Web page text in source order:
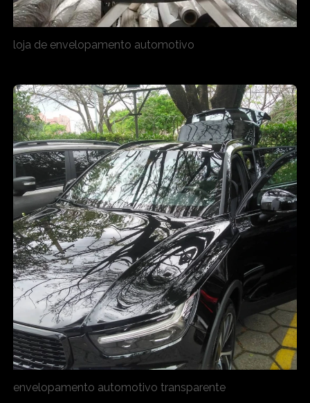
loja de envelopamento automotivo
envelopamento automotivo transparente